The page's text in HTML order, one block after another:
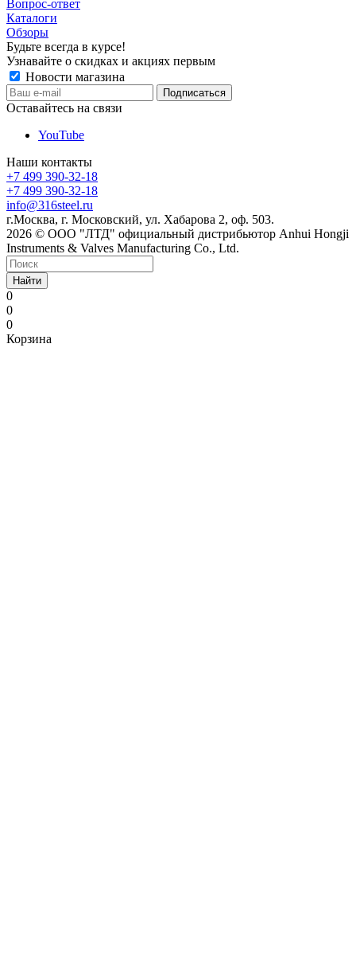
Вопрос-ответ
Каталоги
Обзоры
Будьте всегда в курсе!
Узнавайте о скидках и акциях первым
Новости магазина
Оставайтесь на связи
YouTube
Наши контакты
+7 499 390-32-18
+7 499 390-32-18
info@316steel.ru
г.Москва, г. Московский, ул. Хабарова 2, оф. 503.
2026 © ООО "ЛТД" официальный дистрибьютор Anhui Hongji
Instruments & Valves Manufacturing Co., Ltd.
Найти
0
0
0
Корзина